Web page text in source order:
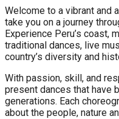
Welcome to a vibrant and
take you on a journey
Experience Peru’s coast,
traditional dances, live
country’s diversity and
With passion, skill, and
present dances that have
generations. Each
about the people, nature